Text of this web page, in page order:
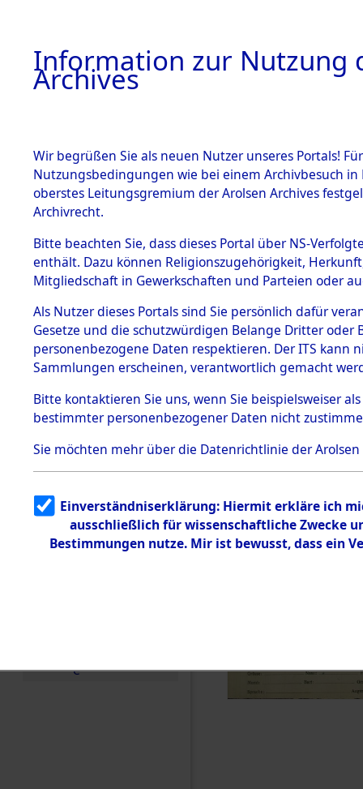
BESTÄNDE
1.
mente
5. Verschiedenes
5.3
Todesmärsche
5.3.1 Alliierte
Erhebungen
zu
Todesmärsch
en
5.3.2
g
5.3.3
Todesmärsch
e
KZ
anderen
1944 bis
0002
Information zur Nutzung
Archives
Wir begrüßen Sie als neuen Nutzer unseres Portals!
Nutzungsbedingungen wie bei einem Archivbesuch
oberstes Leitungsgremium der Arolsen Archives
Archivrecht.
Bitte beachten Sie, dass dieses Portal über NS-
enthält. Dazu können Religionszugehörigkeit,
Mitgliedschaft in Gewerkschaften und Parteien oder
Als Nutzer dieses Portals sind Sie persönlich dafür
Gesetze und die schutzwürdigen Belange Dritter
personenbezogene Daten respektieren. Der ITS
Sammlungen erscheinen, verantwortlich gemacht
Bitte kontaktieren Sie uns, wenn Sie beispielsweiser
bestimmter personenbezogener Daten nicht
Sie möchten mehr über die Datenrichtlinie der Arolsen
Einverständniserklärung: Hiermit erkläre ich
ausschließlich für wissenschaftliche Zwecke
Bestimmungen nutze. Mir ist bewusst, dass ein